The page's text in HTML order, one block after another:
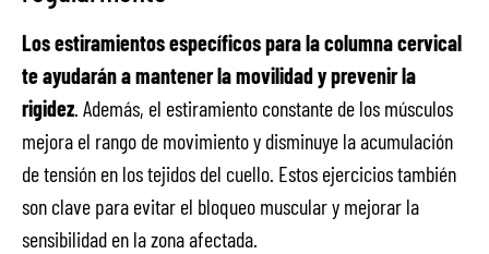
Los estiramientos específicos para la columna cervical
te ayudarán a mantener la movilidad y prevenir la
rigidez . Además, el estiramiento constante de los músculos
mejora el rango de movimiento y disminuye la acumulación
de tensión en los tejidos del cuello. Estos ejercicios también
son clave para evitar el bloqueo muscular y mejorar la
sensibilidad en la zona afectada.